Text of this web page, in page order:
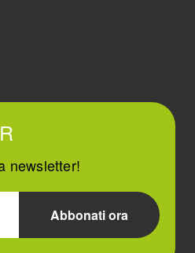
newsletter!